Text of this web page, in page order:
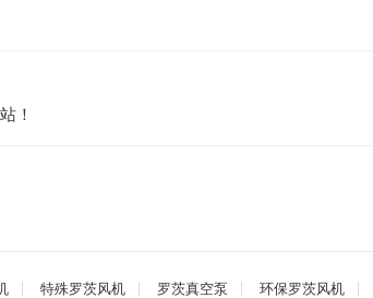
！
特殊罗茨风机 罗茨真空泵 环保罗茨风机